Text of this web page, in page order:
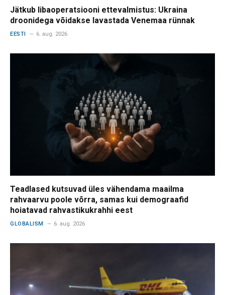
Jätkub libaoperatsiooni ettevalmistus: Ukraina
droonidega võidakse lavastada Venemaa rünnak
EESTI 6. aug. 2026
Teadlased kutsuvad üles vähendama maailma
rahvaarvu poole võrra, samas kui demograafid
hoiatavad rahvastikukrahhi eest
GLOBALISM 6. aug. 2026